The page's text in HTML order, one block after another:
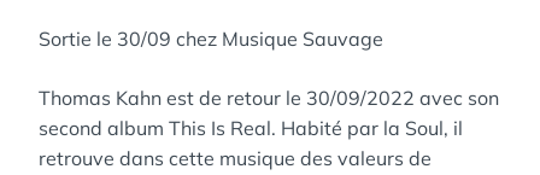
Sortie le 30/09 chez Musique Sauvage
Thomas Kahn est de retour le 30/09/2022 avec son
second album This Is Real. Habité par la Soul, il
retrouve dans cette musique des valeurs de